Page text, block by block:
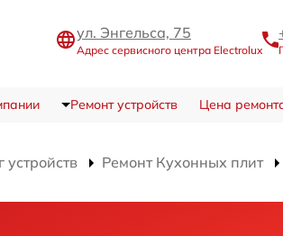
ул. Энгельса, 75
Адрес сервисного центра Electrolux
Ремонт устройств Цена
устройств Ремонт Кухонных плит